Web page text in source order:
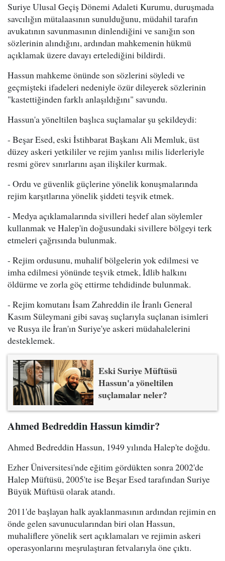
Suriye Ulusal Geçiş Dönemi Adaleti Kurumu, duruşmada
savcılığın mütalaasının sunulduğunu, müdahil tarafın
avukatının savunmasının dinlendiğini ve sanığın son
sözlerinin alındığını, ardından mahkemenin hükmü
açıklamak üzere davayı ertelediğini bildirdi.
Hassun mahkeme önünde son sözlerini söyledi ve
geçmişteki ifadeleri nedeniyle özür dileyerek sözlerinin
"kastettiğinden farklı anlaşıldığını" savundu.
Hassun'a yöneltilen başlıca suçlamalar şu şekildeydi:
- Beşar Esed, eski İstihbarat Başkanı Ali Memluk, üst
düzey askeri yetkililer ve rejim yanlısı milis liderleriyle
resmi görev sınırlarını aşan ilişkiler kurmak.
- Ordu ve güvenlik güçlerine yönelik konuşmalarında
rejim karşıtlarına yönelik şiddeti teşvik etmek.
- Medya açıklamalarında sivilleri hedef alan söylemler
kullanmak ve Halep'in doğusundaki sivillere bölgeyi terk
etmeleri çağrısında bulunmak.
- Rejim ordusunu, muhalif bölgelerin yok edilmesi ve
imha edilmesi yönünde teşvik etmek, İdlib halkını
öldürme ve zorla göç ettirme tehdidinde bulunmak.
- Rejim komutanı İsam Zahreddin ile İranlı General
Kasım Süleymani gibi savaş suçlarıyla suçlanan isimleri
ve Rusya ile İran'ın Suriye'ye askeri müdahalelerini
desteklemek.
Eski Suriye Müftüsü
Hassun'a yöneltilen
suçlamalar neler?
Ahmed Bedreddin Hassun kimdir?
Ahmed Bedreddin Hassun, 1949 yılında Halep'te doğdu.
Ezher Üniversitesi'nde eğitim gördükten sonra 2002'de
Halep Müftüsü, 2005'te ise Beşar Esed tarafından Suriye
Büyük Müftüsü olarak atandı.
2011'de başlayan halk ayaklanmasının ardından rejimin en
önde gelen savunucularından biri olan Hassun,
muhaliflere yönelik sert açıklamaları ve rejimin askeri
operasyonlarını meşrulaştıran fetvalarıyla öne çıktı.